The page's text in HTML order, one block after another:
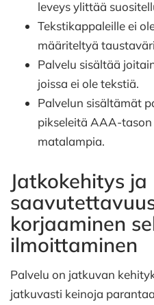
leveys ylittää
Tekstikappaleille ei
määriteltyä
Palvelu sisältää
joissa ei ole tekstiä.
Palvelun sisältämät
pikseleitä AAA-
matalampia.
Jatkokehitys ja
korjaaminen
ilmoittaminen
Palvelu on jatkuvan
jatkuvasti keinoja